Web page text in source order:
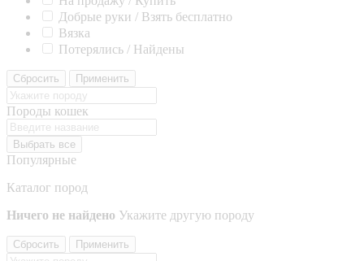
Добрые руки / Взять бесплатно
Вязка
Потерялись / Найдены
Сбросить Применить
Породы кошек
Выбрать все
Популярные
Каталог пород
Ничего не найдено Укажите другую породу
Сбросить Применить